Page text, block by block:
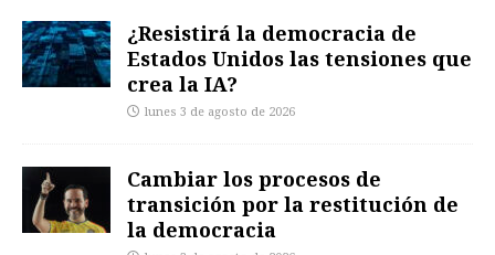
¿Resistirá la democracia de
Estados Unidos las tensiones que
crea la IA?
lunes 3 de agosto de 2026
Cambiar los procesos de
transición por la restitución de
la democracia